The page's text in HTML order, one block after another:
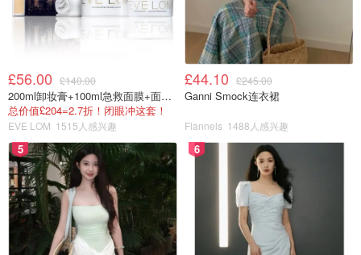
6.
Costa Adeje
这是岛上南部最热闹的一片海滩啦！有非常多的酒店可供选
择，同时有很多海上项目比如出海赏鲸和海豚从这里出发。
还可以体验摩托艇、潜水和滑翔伞，是爱好水上运动者的天
堂！
£56.00 £140.00
200ml卸妆膏+100ml急救面膜+面霜+洁颜布
总价值£204=2.7折！闭眼冲这套！
EVE LOM 1515人感兴趣
£44.10 £245.00
Ganni Smock连衣裙
Flannels 1488人感兴趣
5 6